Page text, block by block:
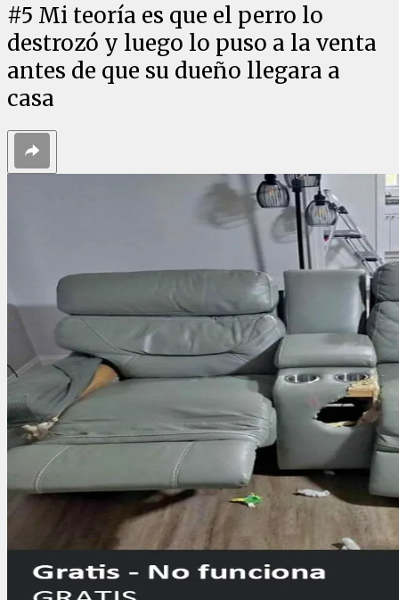
#5 Mi teoría es que el perro lo
destrozó y luego lo puso a la venta
antes de que su dueño llegara a
casa